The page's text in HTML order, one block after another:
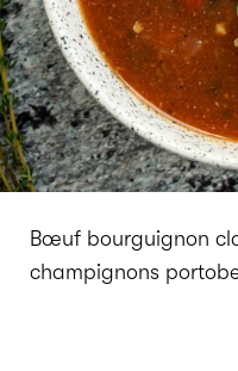
Bœuf bourguignon
champignons